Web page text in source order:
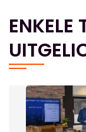
ENKELE